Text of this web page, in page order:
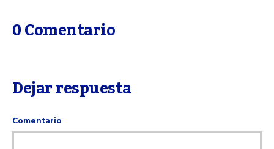
0 Comentario
Dejar respuesta
Comentario